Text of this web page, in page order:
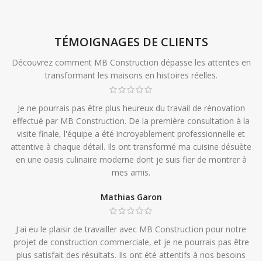
TÉMOIGNAGES DE CLIENTS
Découvrez comment MB Construction dépasse les attentes en
transformant les maisons en histoires réelles.
Je ne pourrais pas être plus heureux du travail de rénovation
effectué par MB Construction. De la première consultation à la
visite finale, l'équipe a été incroyablement professionnelle et
attentive à chaque détail. Ils ont transformé ma cuisine désuète
en une oasis culinaire moderne dont je suis fier de montrer à
mes amis.
Mathias Garon
J'ai eu le plaisir de travailler avec MB Construction pour notre
projet de construction commerciale, et je ne pourrais pas être
plus satisfait des résultats. Ils ont été attentifs à nos besoins